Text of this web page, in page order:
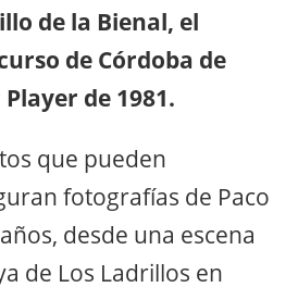
de la Bienal, el
de Córdoba de
de 1981.
que pueden
fotografías de Paco
desde una escena
de Los Ladrillos en